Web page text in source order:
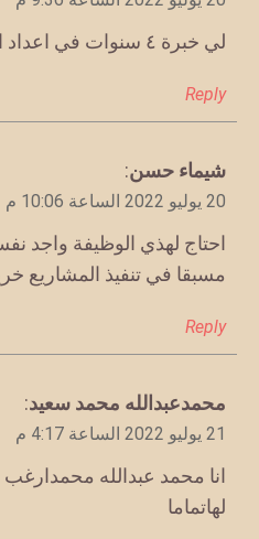
لي خبرة ٤ سنوات في اعداد المشاريع
Reply
يقول
شيماء حسن:
20 يوليو 2022 الساعة 10:06 م
احتاج لهذي الوظيفة واجد
مسبقا في تنفيذ المشاريع
Reply
يقول
محمدعبدالله محمد سعيد:
21 يوليو 2022 الساعة 4:17 م
انا محمد عبدالله
لهاتماما